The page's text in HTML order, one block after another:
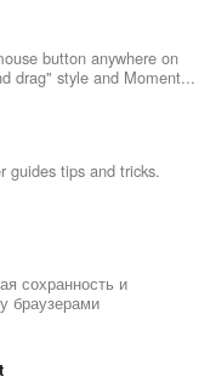
button anywhere on
drag" style and Moment...
guides tips and tricks.
сохранность и
браузерами